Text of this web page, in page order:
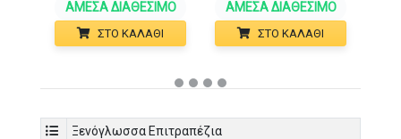
ΆΜΕΣΑ ΔΙΑΘΈΣΙΜΟ
ΣΤΟ ΚΑΛΆΘΙ
ΆΜΕΣΑ ΔΙΑΘΈΣΙΜΟ
ΣΤΟ ΚΑΛΆΘΙ
Ξενόγλωσσα Επιτραπέζια